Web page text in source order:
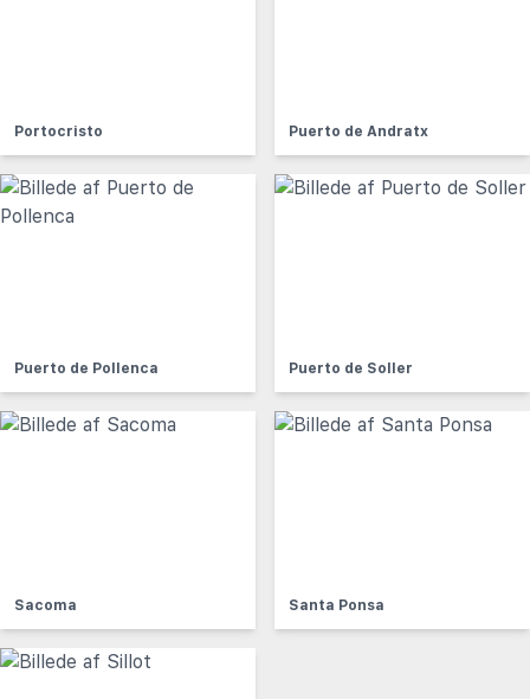
Portocristo Puerto de Andratx
Puerto de Pollenca Puerto de Soller
Sacoma Santa Ponsa